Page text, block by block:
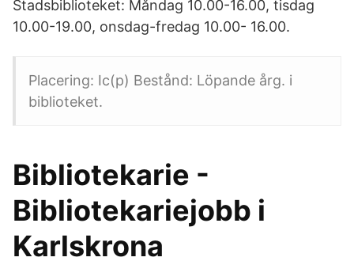
Stadsbiblioteket: Måndag 10.00-16.00, tisdag
10.00-19.00, onsdag-fredag 10.00- 16.00.
Placering: Ic(p) Bestånd: Löpande årg. i
biblioteket.
Bibliotekarie -
Bibliotekariejobb i
Karlskrona